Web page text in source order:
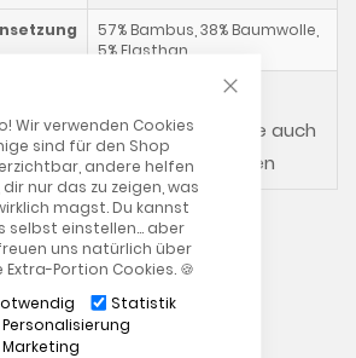
CLOSE
Wir verwenden Cookies
sind für den Shop
andere helfen
dir nur das zu zeigen, was
magst. Du kannst
selbst einstellen… aber
uns natürlich über
Extra-Portion Cookies. 🍪
Statistik
Personalisierung
Marketing
57% Bambus, 38% Baumwolle,
5% Elasthan
Bitte beachten Sie auch
unsere allgemeinen